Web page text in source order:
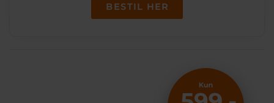
BESTIL HER